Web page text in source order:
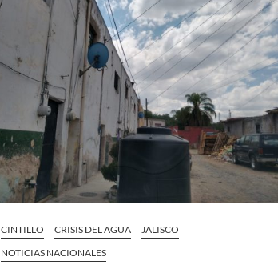
CINTILLO CRISIS DEL AGUA
JALISCO
NOTICIAS NACIONALES